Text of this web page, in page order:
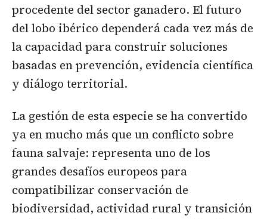
procedente del sector ganadero. El futuro
del lobo ibérico dependerá cada vez más de
la capacidad para construir soluciones
basadas en prevención, evidencia científica
y diálogo territorial.
La gestión de esta especie se ha convertido
ya en mucho más que un conflicto sobre
fauna salvaje: representa uno de los
grandes desafíos europeos para
compatibilizar conservación de
biodiversidad, actividad rural y transición